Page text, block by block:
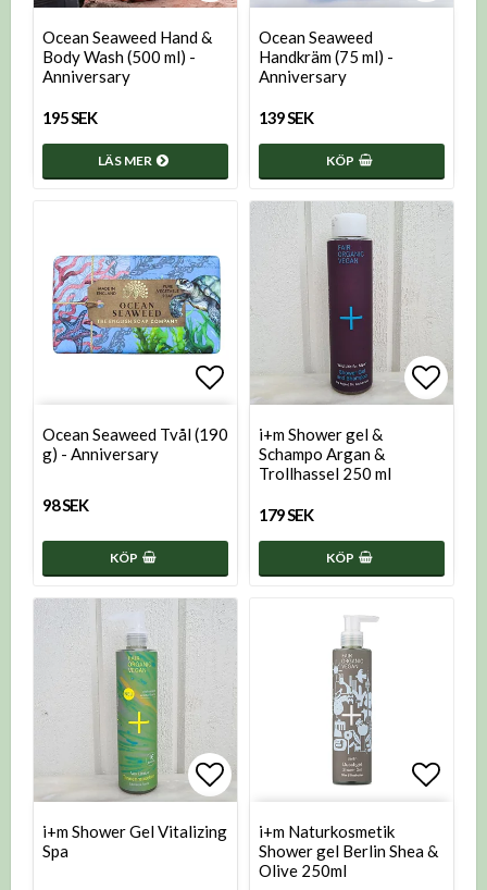
Lägg till i favoritlistan
Ocean Seaweed Hand &
Body Wash (500 ml) -
Anniversary
195 SEK
LÄS MER
Lägg
Ocean Seaweed
Handkräm (75 ml) -
Anniversary
139 SEK
KÖP
Lägg till i favoritlistan
Ocean Seaweed Tvål (190
g) - Anniversary
98 SEK
KÖP
Lägg
i+m Shower gel &
Schampo Argan &
Trollhassel 250 ml
179 SEK
KÖP
Lägg till i favoritlistan
i+m Shower Gel Vitalizing
Spa
i+m Naturkosmetik
Shower gel Berlin Shea &
Olive 250ml